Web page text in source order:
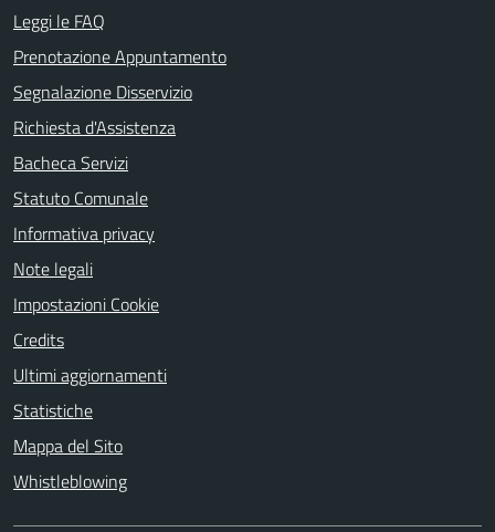
Leggi le FAQ
Prenotazione Appuntamento
Segnalazione Disservizio
Richiesta d'Assistenza
Bacheca Servizi
Statuto Comunale
Informativa privacy
Note legali
Impostazioni Cookie
Credits
Ultimi aggiornamenti
Statistiche
Mappa del Sito
Whistleblowing